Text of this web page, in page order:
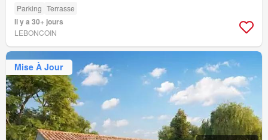
Parking Terrasse
Il y a 30+ jours
LEBONCOIN
Mise À Jour